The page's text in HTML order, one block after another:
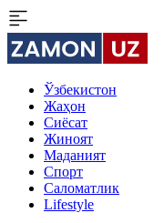
Ўзбекистон
Жаҳон
Сиёсат
Жиноят
Маданият
Спорт
Cаломатлик
Lifestyle